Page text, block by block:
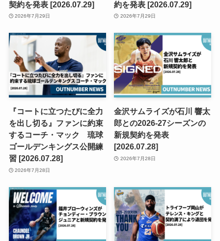
契約を発表 [2026.07.29]
2026年7月29日
約を発表 [2026.07.29]
2026年7月29日
『コートに立つたびに全力
を出し切る』ファンに約束
するコーチ・マック 琉球
ゴールデンキングス公開練
習 [2026.07.28]
2026年7月28日
金沢サムライズが石川 響太
郎との2026-27シーズンの
新規契約を発表
[2026.07.28]
2026年7月28日